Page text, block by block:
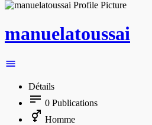
manuelatoussai
Détails
0 Publications
Homme